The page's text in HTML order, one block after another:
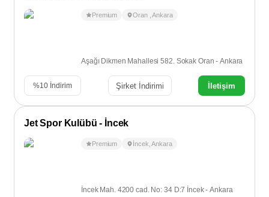
Premium Oran ,Ankara
Aşağı Dikmen Mahallesi 582. Sokak Oran - Ankara
%10 İndirim Şirket İndirimi İletişim
Jet Spor Kulübü - İncek
Premium İncek ,Ankara
İncek Mah. 4200 cad. No: 34 D:7 İncek - Ankara